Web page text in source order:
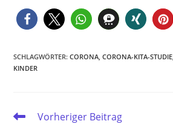
SCHLAGWÖRTER:CORONA CORONA-KITA-STUDIE
KINDER
WeitereVorheriger Beitrag